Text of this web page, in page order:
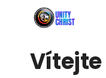
Vítejte